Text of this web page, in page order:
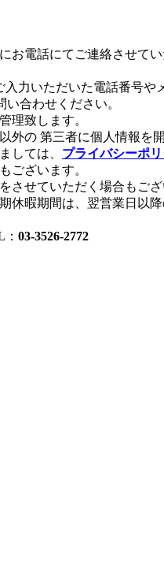
お電話にてご連絡させて
力いただいた電話番号
い合わせください。
理致します。
外の 第三者に個人情報を
しては、 プライバシーポ
ございます。
させていただく場合もござ
休暇期間は、翌営業日以
03-3526-2772